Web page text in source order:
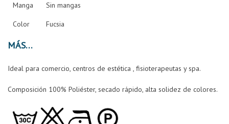
Manga Sin mangas
Color Fucsia
MÁS
Ideal para comercio, centros de estética , fisioterapeutas y spa.
Composición 100% Poliéster, secado rápido, alta solidez de colores.